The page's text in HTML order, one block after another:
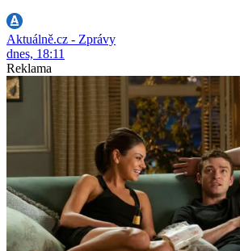
Aktuálně.cz - Zprávy
dnes, 18:11
Reklama